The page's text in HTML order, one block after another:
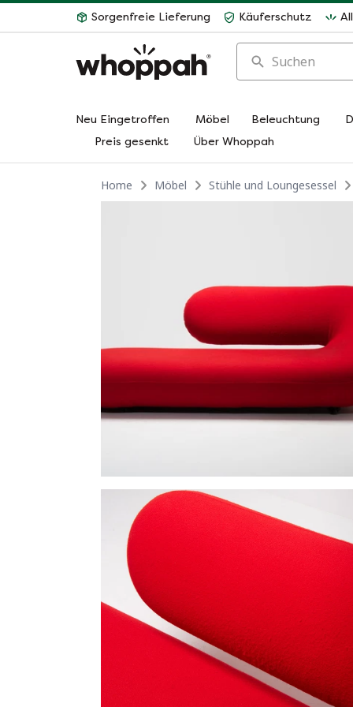
Sorgenfreie Lieferung Käuferschutz
Suchen
Neu Eingetroffen Möbel Beleuchtung
Preis gesenkt
Über Whoppah
Home Möbel Stühle und Loungesessel